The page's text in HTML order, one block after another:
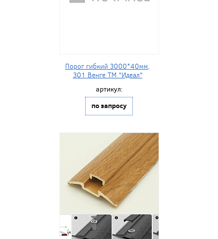
Порог гибкий 3000*40мм,
301 Венге ТМ "Идеал"
артикул:
по запросу